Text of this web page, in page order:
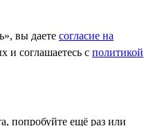
вы даете согласие на
и соглашаетесь c политикой
попробуйте ещё раз или